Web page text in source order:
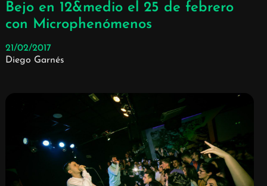
Bejo en 12&medio el 25 de febrero
con Microphenómenos
21/02/2017
Diego Garnés